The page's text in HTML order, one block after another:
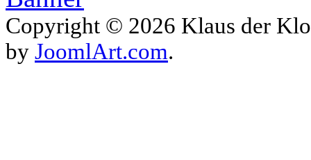
Copyright © 2026 Klaus der
by JoomlArt.com.